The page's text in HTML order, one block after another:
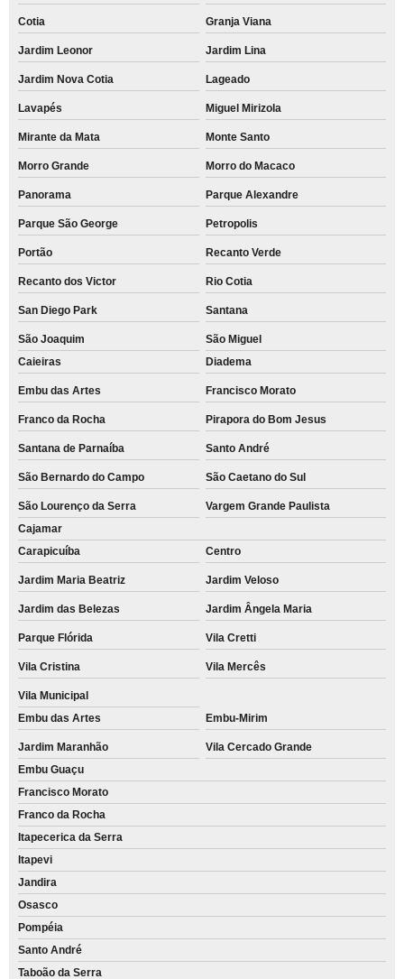
Cotia Granja Viana
Jardim Leonor Jardim Lina
Jardim Nova Cotia Lageado
Lavapés Miguel Mirizola
Mirante da Mata Monte Santo
Morro Grande Morro do Macaco
Panorama Parque Alexandre
Parque São George Petropolis
Portão Recanto Verde
Recanto dos Victor Rio Cotia
San Diego Park Santana
São Joaquim
São Miguel
Caieiras
Diadema
Embu das Artes Francisco Morato
Franco da Rocha Pirapora do Bom Jesus
Santana de Parnaíba Santo André
São Bernardo do Campo São Caetano do Sul
São Lourenço da Serra
Vargem Grande Paulista
Cajamar
Carapicuíba
Centro
Jardim Maria Beatriz Jardim Veloso
Jardim das Belezas Jardim Ângela Maria
Parque Flórida Vila Cretti
Vila Cristina Vila Mercês
Vila Municipal
Embu das Artes
Embu-Mirim
Jardim Maranhão
Vila Cercado Grande
Embu Guaçu
Francisco Morato
Franco da Rocha
Itapecerica da Serra
Itapevi
Jandira
Osasco
Pompéia
Santo André
Taboão da Serra